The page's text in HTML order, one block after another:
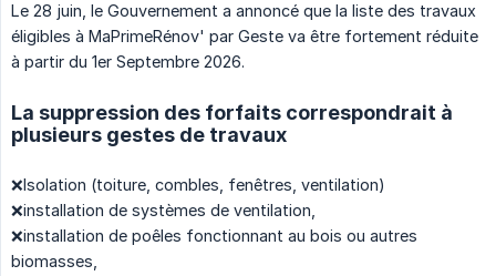
Le 28 juin, le Gouvernement a annoncé que la liste des travaux
éligibles à MaPrimeRénov' par Geste va être fortement réduite
à partir du 1er Septembre 2026.
La suppression des forfaits correspondrait à
plusieurs gestes de travaux
❌Isolation (toiture, combles, fenêtres, ventilation)
❌installation de systèmes de ventilation,
❌installation de poêles fonctionnant au bois ou autres
biomasses,